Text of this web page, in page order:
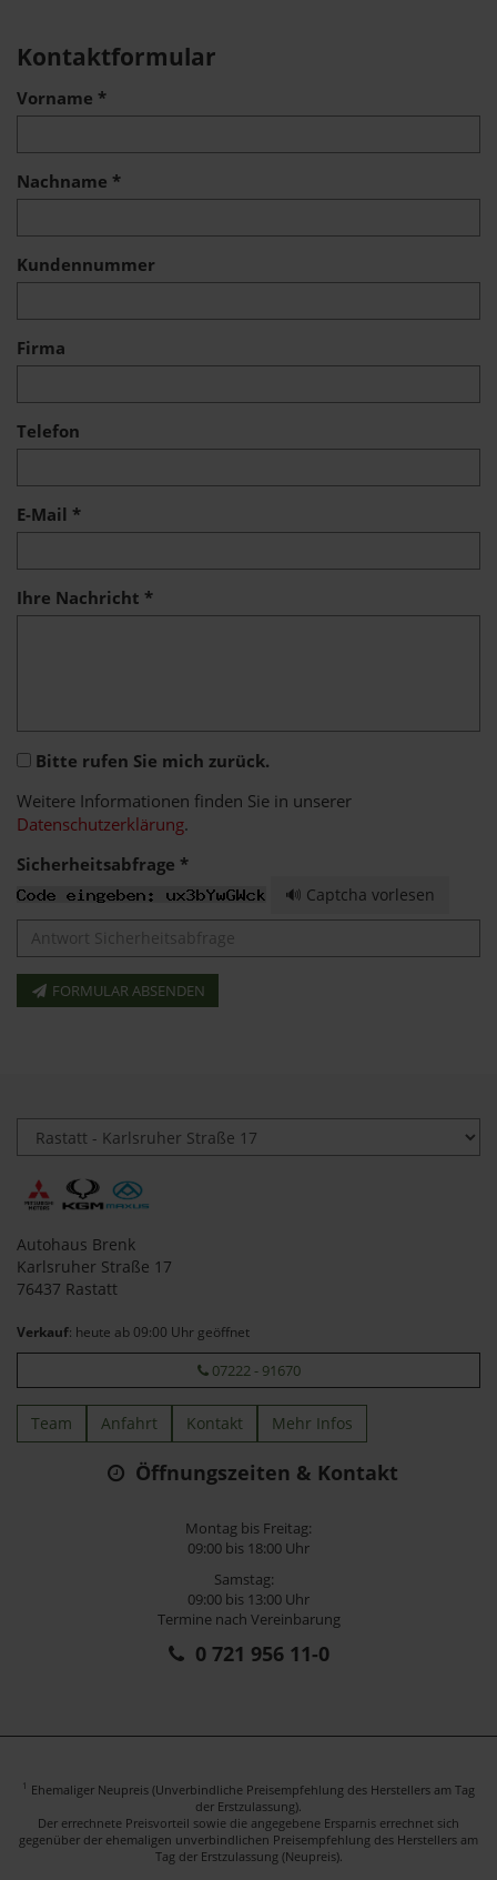
Kontaktformular
Vorname *
Nachname *
Kundennummer
Firma
Telefon
E-Mail *
Ihre Nachricht *
Bitte rufen Sie mich zurück.
Weitere Informationen finden Sie in unserer
Datenschutzerklärung.
Sicherheitsabfrage *
🔊 Captcha vorlesen
FORMULAR ABSENDEN
Autohaus Brenk
Karlsruher Straße 17
76437 Rastatt
Verkauf: heute ab 09:00 Uhr geöffnet
07222 - 91670
Team Anfahrt Kontakt Mehr Infos
Öffnungszeiten & Kontakt
Montag bis Freitag:
09:00 bis 18:00 Uhr
Samstag:
09:00 bis 13:00 Uhr
Termine nach Vereinbarung
0 721 956 11-0
1 Ehemaliger Neupreis (Unverbindliche Preisempfehlung des Herstellers am Tag
der Erstzulassung).
Der errechnete Preisvorteil sowie die angegebene Ersparnis errechnet sich
gegenüber der ehemaligen unverbindlichen Preisempfehlung des Herstellers am
Tag der Erstzulassung (Neupreis).